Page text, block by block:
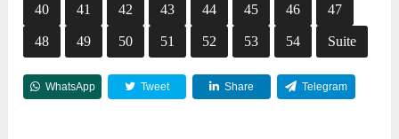
40 41 42 43 44 45 46 47
48 49 50 51 52 53 54 Suite
WhatsApp Tweet Share Telegram